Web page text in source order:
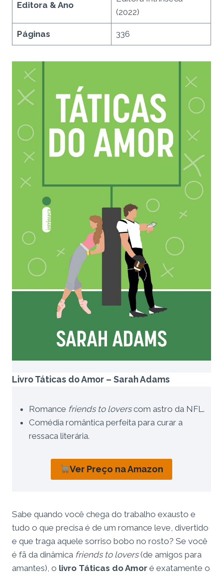
Editora & Ano
(2022)
Páginas 336
Livro Táticas do Amor – Sarah Adams
Romance friends to loverscom astro da NFL.
Comédia romântica perfeita para curar a
ressaca literária.
Ver Preço na Amazon
Sabe quando você chega do trabalho exausto e
tudo o que precisa é de um romance leve, divertido
e que traga aquele sorriso bobo no rosto? Se você
é fã da dinâmica friends to lovers(de amigos para
amantes), o livro Táticas do Amor é exatamente o